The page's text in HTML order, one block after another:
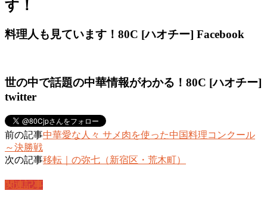
す！
料理人も見ています！80C [ハオチー] Facebook
世の中で話題の中華情報がわかる！80C [ハオチー]
twitter
前の記事中華愛な人々 サメ肉を使った中国料理コンクール
～決勝戦
次の記事移転｜の弥七（新宿区・荒木町）
関連記事